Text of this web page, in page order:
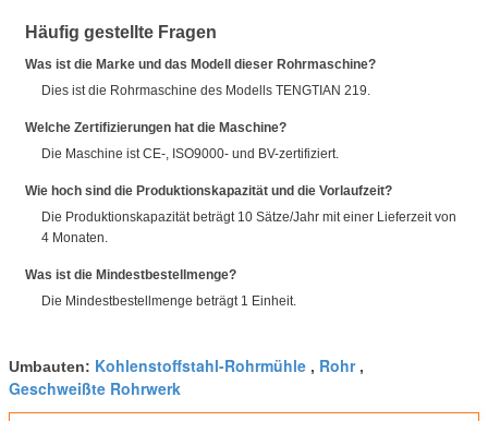
Häufig gestellte Fragen
Was ist die Marke und das Modell dieser Rohrmaschine?
Dies ist die Rohrmaschine des Modells TENGTIAN 219.
Welche Zertifizierungen hat die Maschine?
Die Maschine ist CE-, ISO9000- und BV-zertifiziert.
Wie hoch sind die Produktionskapazität und die Vorlaufzeit?
Die Produktionskapazität beträgt 10 Sätze/Jahr mit einer Lieferzeit von
4 Monaten.
Was ist die Mindestbestellmenge?
Die Mindestbestellmenge beträgt 1 Einheit.
Umbauten: Kohlenstoffstahl-Rohrmühle , Rohr,
Geschweißte Rohrwerk